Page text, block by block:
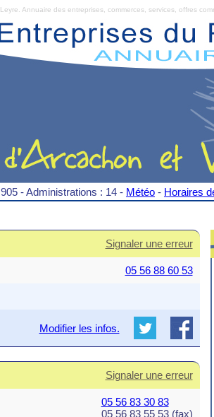
Annuaire des entreprises, commerces, services, offres
- Administrations : 14 - Météo - Horaires
Signaler une erreur
05 56 88 60 53
Modifier les infos.
Signaler une erreur
05 56 83 30 83
05 56 83 55 53 (fax)